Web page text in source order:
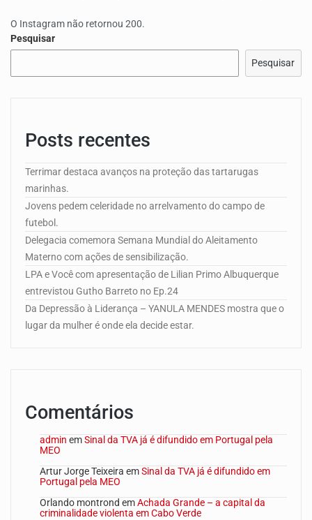
O Instagram não retornou 200.
Pesquisar
Pesquisar
Posts recentes
Terrimar destaca avanços na proteção das tartarugas
marinhas.
Jovens pedem celeridade no arrelvamento do campo de
futebol.
Delegacia comemora Semana Mundial do Aleitamento
Materno com ações de sensibilização.
LPA e Você com apresentação de Lilian Primo Albuquerque
entrevistou Gutho Barreto no Ep.24
Da Depressão à Liderança – YANULA MENDES mostra que o
lugar da mulher é onde ela decide estar.
Comentários
admin emSinal da TVA já é difundido em Portugal pela
MEO
Artur Jorge Teixeira emSinal da TVA já é difundido em
Portugal pela MEO
Orlando montrond emAchada Grande – a capital da
criminalidade violenta em Cabo Verde